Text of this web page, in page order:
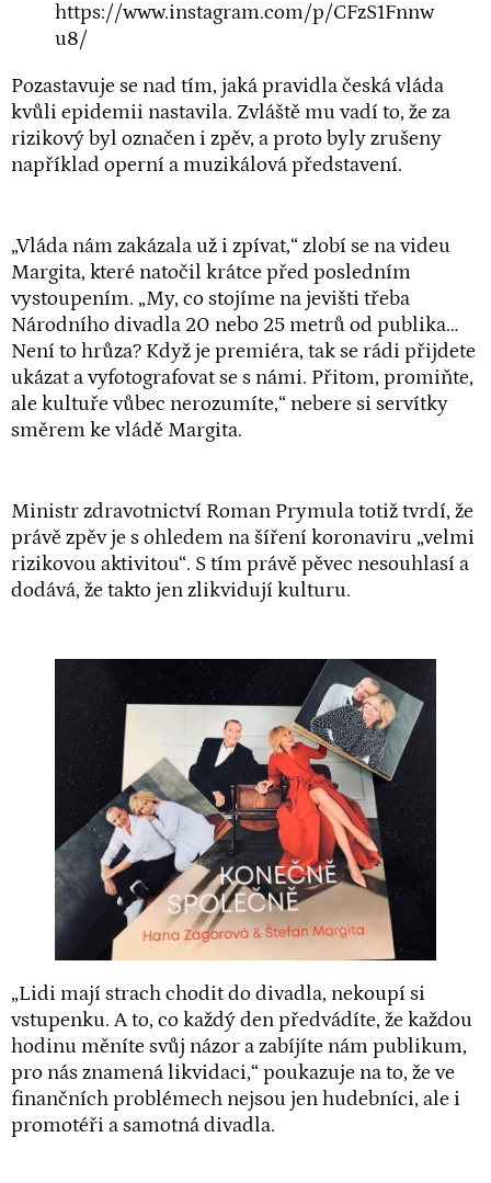
https://www.instagram.com/p/CFzS1Fnnw
u8/
Pozastavuje se nad tím, jaká pravidla česká vláda
kvůli epidemii nastavila. Zvláště mu vadí to, že za
rizikový byl označen i zpěv, a proto byly zrušeny
například operní a muzikálová představení.
„Vláda nám zakázala už i zpívat,“ zlobí se na videu
Margita, které natočil krátce před posledním
vystoupením. „My, co stojíme na jevišti třeba
Národního divadla 20 nebo 25 metrů od publika…
Není to hrůza? Když je premiéra, tak se rádi přijdete
ukázat a vyfotografovat se s námi. Přitom, promiňte,
ale kultuře vůbec nerozumíte,“ nebere si servítky
směrem ke vládě Margita.
Ministr zdravotnictví Roman Prymula totiž tvrdí, že
právě zpěv je s ohledem na šíření koronaviru „velmi
rizikovou aktivitou“. S tím právě pěvec nesouhlasí a
dodává, že takto jen zlikvidují kulturu.
„Lidi mají strach chodit do divadla, nekoupí si
vstupenku. A to, co každý den předvádíte, že každou
hodinu měníte svůj názor a zabíjíte nám publikum,
pro nás znamená likvidaci,“ poukazuje na to, že ve
finančních problémech nejsou jen hudebníci, ale i
promotéři a samotná divadla.